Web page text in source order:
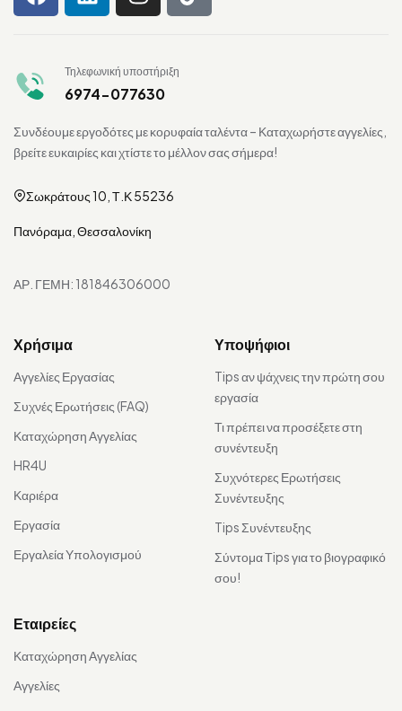
Τηλεφωνική υποστήριξη
6974-077630
Συνδέουμε εργοδότες με κορυφαία ταλέντα – Καταχωρήστε αγγελίες,
βρείτε ευκαιρίες και χτίστε το μέλλον σας σήμερα!
Σωκράτους 10, Τ.Κ 55236
Πανόραμα, Θεσσαλονίκη
ΑΡ. ΓΕΜΗ: 181846306000
Χρήσιμα
Αγγελίες Εργασίας
Συχνές Ερωτήσεις (FAQ)
Καταχώρηση Αγγελίας
HR4U
Καριέρα
Εργασία
Εργαλεία Υπολογισμού
Υποψήφιοι
Tips αν ψάχνεις την πρώτη σου
εργασία
Τι πρέπει να προσέξετε στη
συνέντευξη
Συχνότερες Ερωτήσεις
Συνέντευξης
Tips Συνέντευξης
Σύντομα Τips για το βιογραφικό
σου!
Εταιρείες
Καταχώρηση Αγγελίας
Αγγελίες